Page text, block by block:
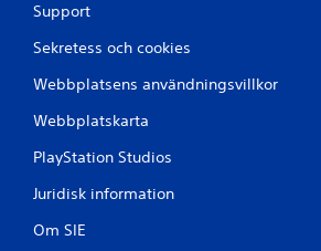
Support
Sekretess och cookies
Webbplatsens användningsvillkor
Webbplatskarta
PlayStation Studios
Juridisk information
Om SIE